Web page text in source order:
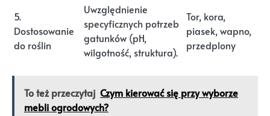
5.
Dostosowanie
do roślin
Uwzględnienie
specyficznych potrzeb
gatunków (pH,
wilgotność, struktura).
Tor, kora,
piasek, wapno,
przedplony
To też przeczytaj Czym kierować się przy wyborze
mebli ogrodowych?